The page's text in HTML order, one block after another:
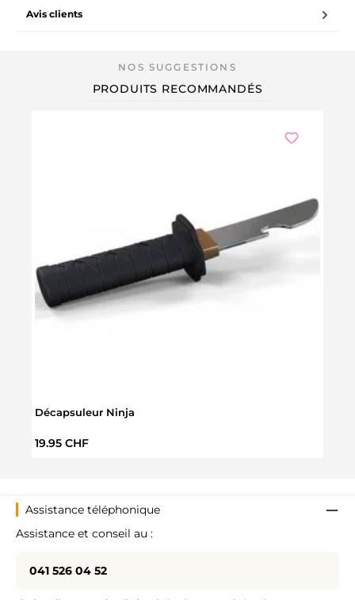
Avis clients
PRODUITS RECOMMANDÉS
Décapsuleur Ninja
Prix régulier :
19.95 CHF
Assistance téléphonique
Assistance et conseil au :
041 526 04 52